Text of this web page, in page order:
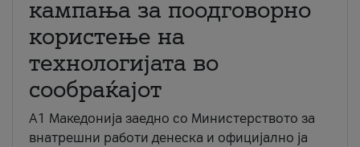
кампања за поодговорно
користење на
технологијата во
сообраќајот
A1 Македонија заедно со Министерството за
внатрешни работи денеска и официјално ја